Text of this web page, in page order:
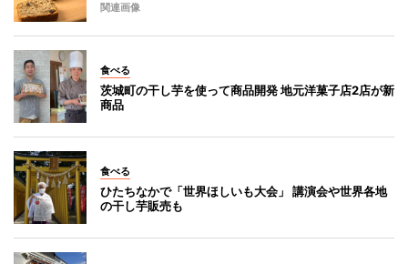
関連画像
食べる
茨城町の干し芋を使って商品開発 地元洋菓子店2店が新
商品
食べる
ひたちなかで「世界ほしいも大会」 講演会や世界各地
の干し芋販売も